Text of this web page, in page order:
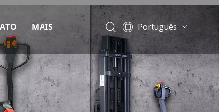
frequentes
MAIS
Português
English
Français
Pусский
Español